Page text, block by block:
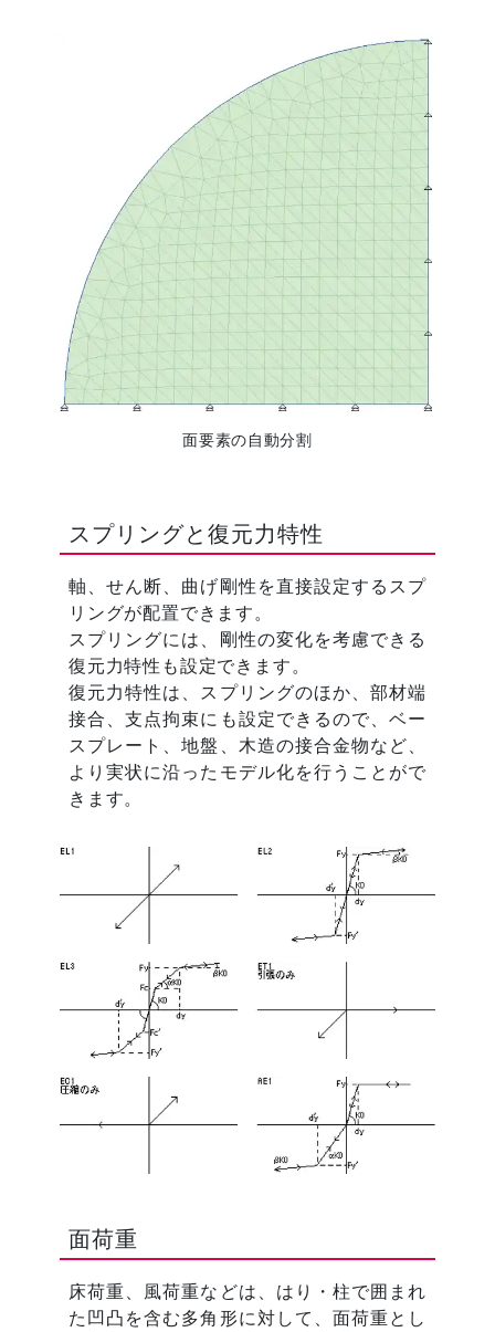
面要素の自動分割
スプリングと復元力特性
軸、せん断、曲げ剛性を直接設定するスプ
リングが配置できます。
スプリングには、剛性の変化を考慮できる
復元力特性も設定できます。
復元力特性は、スプリングのほか、部材端
接合、支点拘束にも設定できるので、ベー
スプレート、地盤、木造の接合金物など、
より実状に沿ったモデル化を行うことがで
きます。
面荷重
床荷重、風荷重などは、はり・柱で囲まれ
た凹凸を含む多角形に対して、面荷重とし